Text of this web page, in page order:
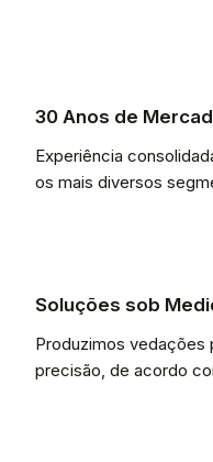
30 Anos de
Experiência
os mais diversos
Soluções sob
Produzimos vedações
precisão, de acordo